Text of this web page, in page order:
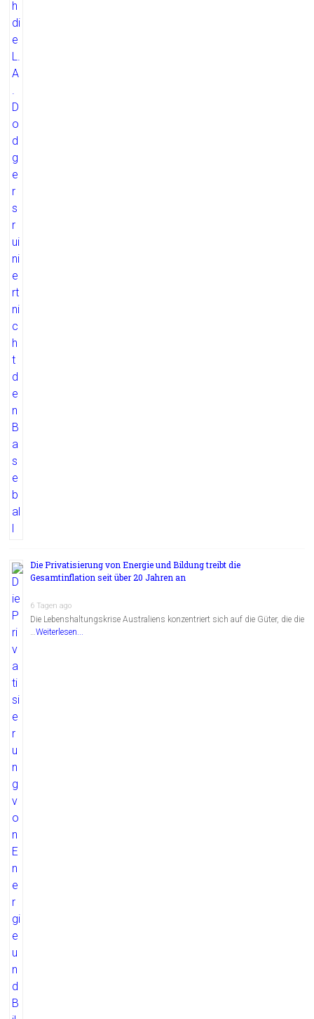
Die Privatisierung von Energie und Bildung treibt die
Gesamtinflation seit über 20 Jahren an
6 Tagen ago
Die Lebenshaltungskrise Australiens konzentriert sich auf die Güter, die die
…Weiterlesen...